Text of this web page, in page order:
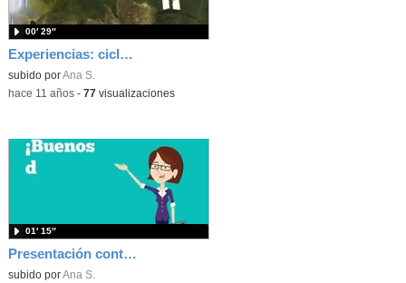
Experiencias: ciclo de la rana
subido porAna S.
00′ 29″
-hace 11 años- 77 visualizaciones
Presentación contenidos del curso de formación
subido porAna S.
01′ 15″